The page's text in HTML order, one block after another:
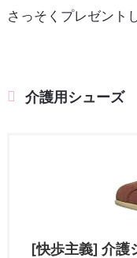
さっそくプレゼント
介護用シューズ
[快歩主義] 介護